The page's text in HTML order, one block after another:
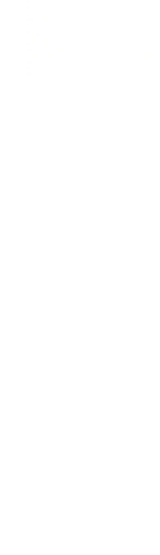
Pastikan Kualitas
Dampingi
Layanan Program